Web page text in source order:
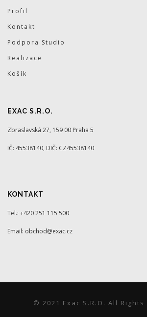
Profil
Kontakt
Podpora Studio
Realizace
Košík
EXAC S.R.O.
Zbraslavská 27, 159 00 Praha 5
IČ: 45538140, DIČ: CZ45538140
KONTAKT
Tel.: +420 251 115 500
Email: obchod@exac.cz
© 2021 Exac S.r.o. All Rights